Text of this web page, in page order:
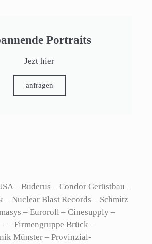
Portraits
Jezt hier
anfragen
– Buderus – Condor Gerüstbau –
– Nuclear Blast Records – Schmitz
– Euroroll – Cinesupply –
– Firmengruppe Brück –
Münster – Provinzial-